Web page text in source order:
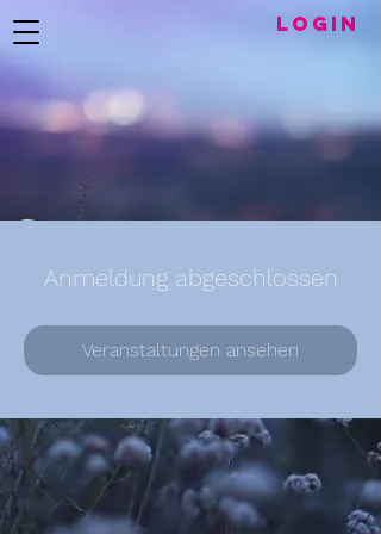
LogIN
Anmeldung abgeschlossen
Veranstaltungen ansehen